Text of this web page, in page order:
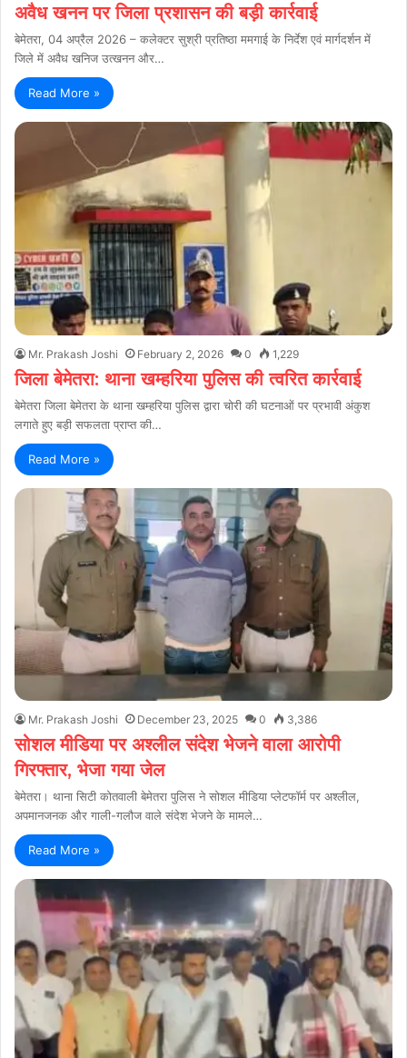
अवैध खनन पर जिला प्रशासन की बड़ी कार्रवाई
बेमेतरा, 04 अप्रैल 2026 – कलेक्टर सुश्री प्रतिष्ठा ममगाई के निर्देश एवं मार्गदर्शन में
जिले में अवैध खनिज उत्खनन और…
Read More »
Mr. Prakash Joshi February 2, 2026 0 1,229
जिला बेमेतरा: थाना खम्हरिया पुलिस की त्वरित कार्रवाई
बेमेतरा जिला बेमेतरा के थाना खम्हरिया पुलिस द्वारा चोरी की घटनाओं पर प्रभावी अंकुश
लगाते हुए बड़ी सफलता प्राप्त की…
Read More »
Mr. Prakash Joshi December 23, 2025 0 3,386
सोशल मीडिया पर अश्लील संदेश भेजने वाला आरोपी
गिरफ्तार, भेजा गया जेल
बेमेतरा। थाना सिटी कोतवाली बेमेतरा पुलिस ने सोशल मीडिया प्लेटफॉर्म पर अश्लील,
अपमानजनक और गाली-गलौज वाले संदेश भेजने के मामले…
Read More »